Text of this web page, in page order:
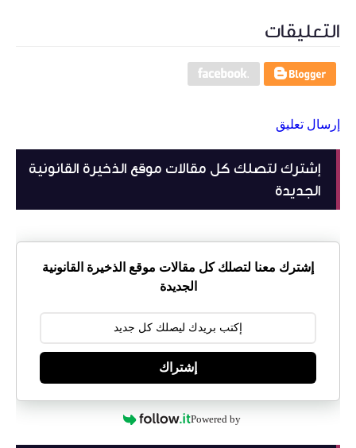
التعليقات
إرسال تعليق
إشترك لتصلك كل مقالات موقع الذخيرة القانونية
الجديدة
إشترك معنا لتصلك كل مقالات موقع الذخيرة القانونية
الجديدة
إشتراك
Powered by